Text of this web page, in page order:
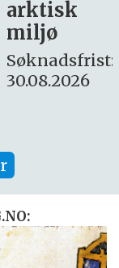
Søknadsfrist:
16. august.